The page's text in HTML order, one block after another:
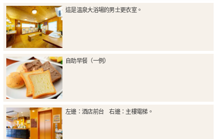
這是溫泉大浴場的男士更衣室。
自助早餐（一例）
左邊：酒店前台 右邊：主樓電梯。